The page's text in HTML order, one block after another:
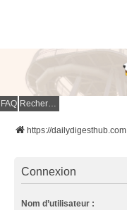
FAQ Rechercher
https://dailydigesthub.com
Connexion
Nom d’utilisateur :